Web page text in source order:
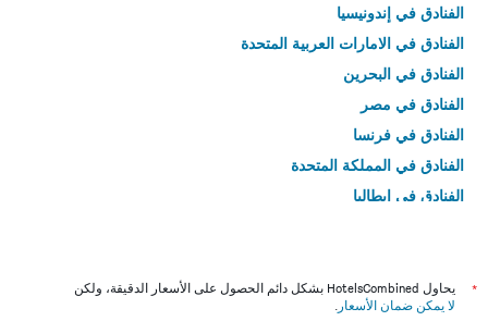
الفنادق في إندونيسيا
الفنادق في الامارات العربية المتحدة
الفنادق في البحرين
الفنادق في مصر
الفنادق في فرنسا
الفنادق في المملكة المتحدة
الفنادق في إيطاليا
*
يحاول HotelsCombined بشكل دائم الحصول على الأسعار الدقيقة، ولكن
لا يمكن ضمان الأسعار .